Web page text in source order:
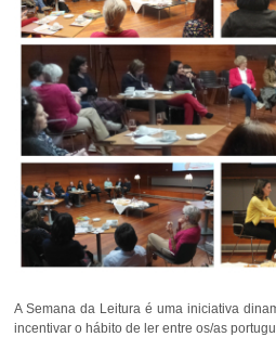
A Semana da Leitura é uma iniciativa
incentivar o hábito de ler entre os/as